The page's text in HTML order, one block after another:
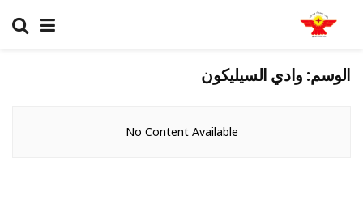
الوسم: وادي السيليكون
No Content Available